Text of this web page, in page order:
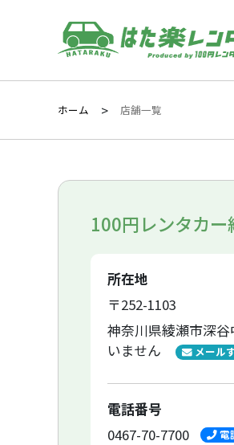
ホーム 店舗一覧
100円レンタカ
所在地
〒252-1103
神奈川県綾瀬市深
いません
メール
電話番号
0467-70-7700
電